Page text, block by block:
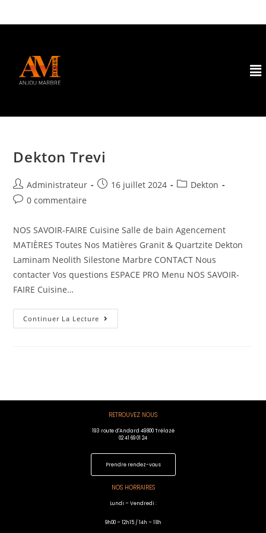
Dekton Trevi
Administrateur 16 juillet 2024
Dekton
0 commentaire
NOS SAVOIR-FAIRE Cuisine Salle de bain Agencement
MATIÈRES Toutes Nos Matières Granit & Quartzite Dekton
Laminam Neolith Silestone Marbre CONTACT Nous
contacter Vos questions ESPACE PRO Menu NOS SAVOIR-
FAIRE Cuisine…
Continuer La Lecture
RETROUVEZ NOUS
193 route d'Andard 49800 Trélazé
02 41 69 01 24
Prendre rendez-vous
NOS HORRAIRES
Lundi – Vendredi :
9h00 – 12h15 / 14h – 18h